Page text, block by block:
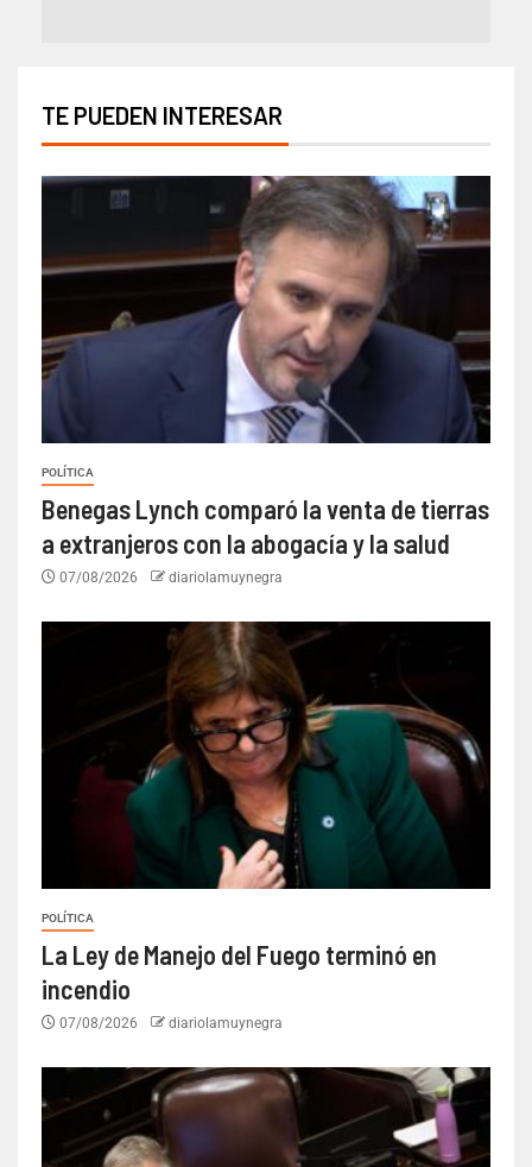
TE PUEDEN INTERESAR
POLÍTICA
Benegas Lynch comparó la venta de tierras
a extranjeros con la abogacía y la salud
07/08/2026 diariolamuynegra
POLÍTICA
La Ley de Manejo del Fuego terminó en
incendio
07/08/2026 diariolamuynegra